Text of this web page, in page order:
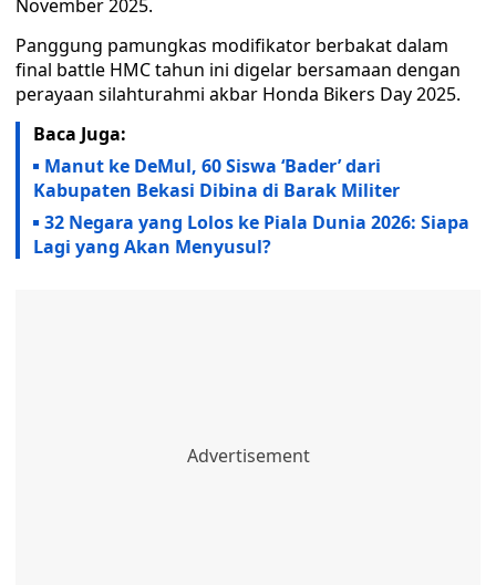
November 2025.
Panggung pamungkas modifikator berbakat dalam
final battle HMC tahun ini digelar bersamaan dengan
perayaan silahturahmi akbar Honda Bikers Day 2025.
Baca Juga:
Manut ke DeMul, 60 Siswa ‘Bader’ dari
Kabupaten Bekasi Dibina di Barak Militer
32 Negara yang Lolos ke Piala Dunia 2026: Siapa
Lagi yang Akan Menyusul?